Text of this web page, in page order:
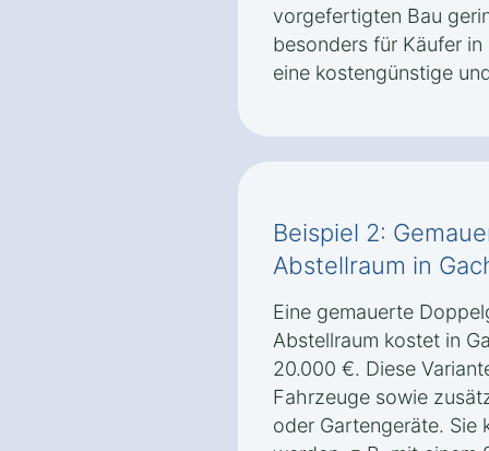
vorgefertigten Bau
besonders für Käufer
eine kostengünstige
Beispiel 2:
Abstellraum in
Eine gemauerte
Abstellraum kostet in
20.000 €. Diese
Fahrzeuge sowie
oder Gartengeräte. Sie